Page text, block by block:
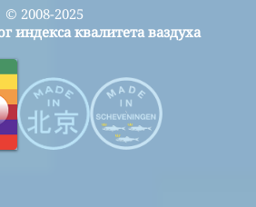
© 2008-2025
индекса квалитета ваздуха